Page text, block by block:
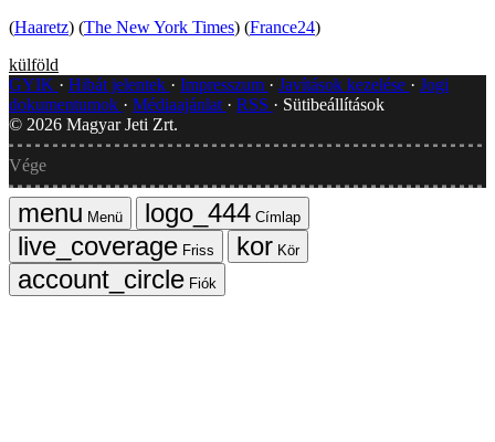
(Haaretz) (The New York Times) (France24)
külföld
GYIK
Hibát jelentek Impresszum Javítások kezelése
Jogi
dokumentumok
Médiaajánlat RSS
Sütibeállítások
© 2026 Magyar Jeti Zrt.
Vége
Menü
Címlap
Friss
Kör
Fiók